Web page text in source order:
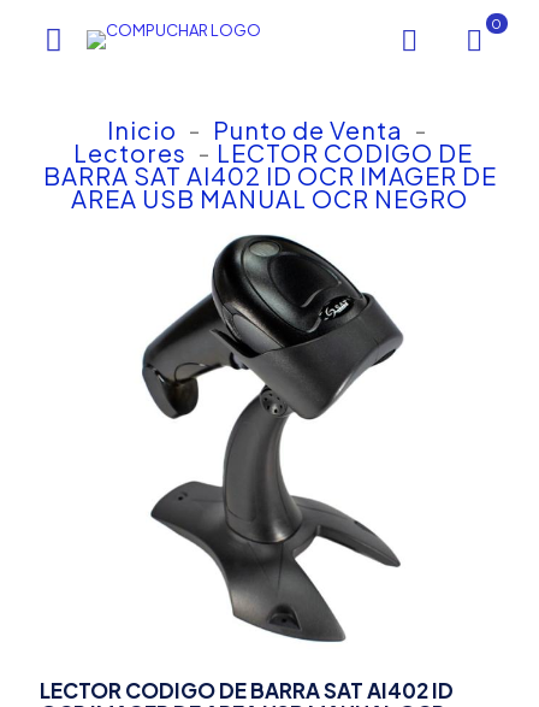
0
Inicio - Punto de Venta -
Lectores - LECTOR CODIGO DE
BARRA SAT AI402 ID OCR IMAGER DE
AREA USB MANUAL OCR NEGRO
LECTOR CODIGO DE BARRA SAT AI402 ID